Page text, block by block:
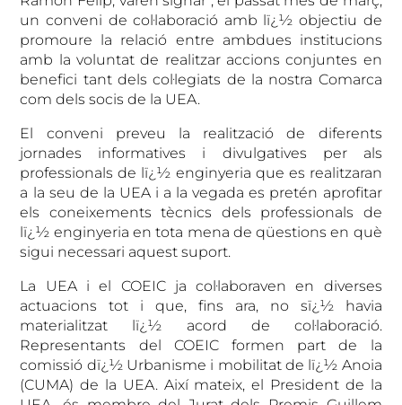
un conveni de col·laboració amb lï¿½ objectiu de
promoure la relació entre ambdues institucions
amb la voluntat de realitzar accions conjuntes en
benefici tant dels col·legiats de la nostra Comarca
com dels socis de la UEA.
El conveni preveu la realització de diferents
jornades informatives i divulgatives per als
professionals de lï¿½ enginyeria que es realitzaran
a la seu de la UEA i a la vegada es pretén aprofitar
els coneixements tècnics dels professionals de
lï¿½ enginyeria en tota mena de qüestions en què
sigui necessari aquest suport.
La UEA i el COEIC ja col·laboraven en diverses
actuacions tot i que, fins ara, no sï¿½ havia
materialitzat lï¿½ acord de col·laboració.
Representants del COEIC formen part de la
comissió dï¿½ Urbanisme i mobilitat de lï¿½ Anoia
(CUMA) de la UEA. Així mateix, el President de la